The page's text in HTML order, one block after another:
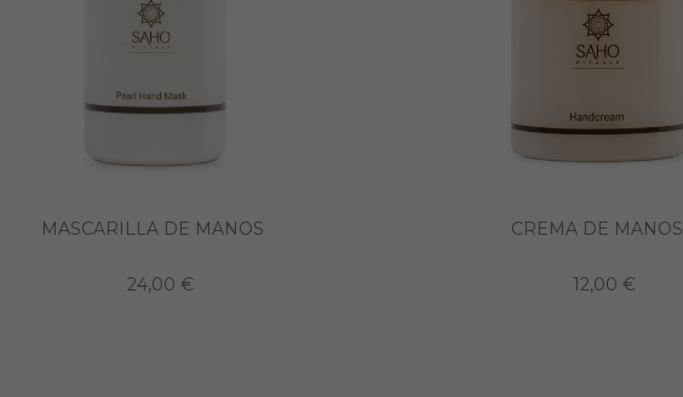
MASCARILLA DE MANOS
24,00 €
CREMA DE MANOS
12,00 €